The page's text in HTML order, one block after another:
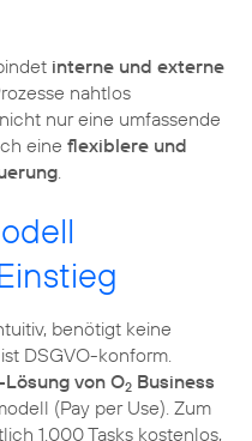
interne und externe
nahtlos
nur eine umfassende
eine flexiblere und
benötigt keine
DSGVO-konform.
Lösung von O2 Business
(Pay per Use). Zum
1.000 Tasks kostenlos,